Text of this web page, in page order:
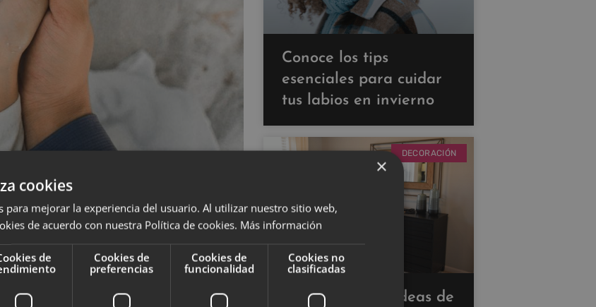
un antiguatradición hebrea: el pacto de
para sellar contratos, acuerdos y
un saco de sal;para pactar
mezclarla? Porque era una manera de
de ahí que se tuviera por hecho que el
Conoce los tips
esenciales para cuidar
tus labios en invierno
DECORACIÓN
Descubre estas ideas de
×
cookies
para mejorar la experiencia del usuario. Al utilizar nuestro sitio web,
de acuerdo con nuestra Política de cookies. Más información
de
Cookies de
preferencias
Cookies de
funcionalidad
Cookies no
clasificadas